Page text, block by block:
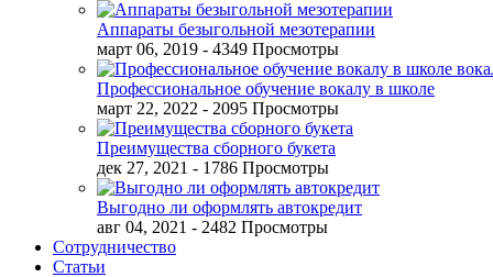
Аппараты безыгольной мезотерапии
март 06, 2019 - 4349 Просмотры
Профессиональное обучение вокалу в школе
март 22, 2022 - 2095 Просмотры
Преимущества сборного букета
дек 27, 2021 - 1786 Просмотры
Выгодно ли оформлять автокредит
авг 04, 2021 - 2482 Просмотры
Сотрудничество
Статьи